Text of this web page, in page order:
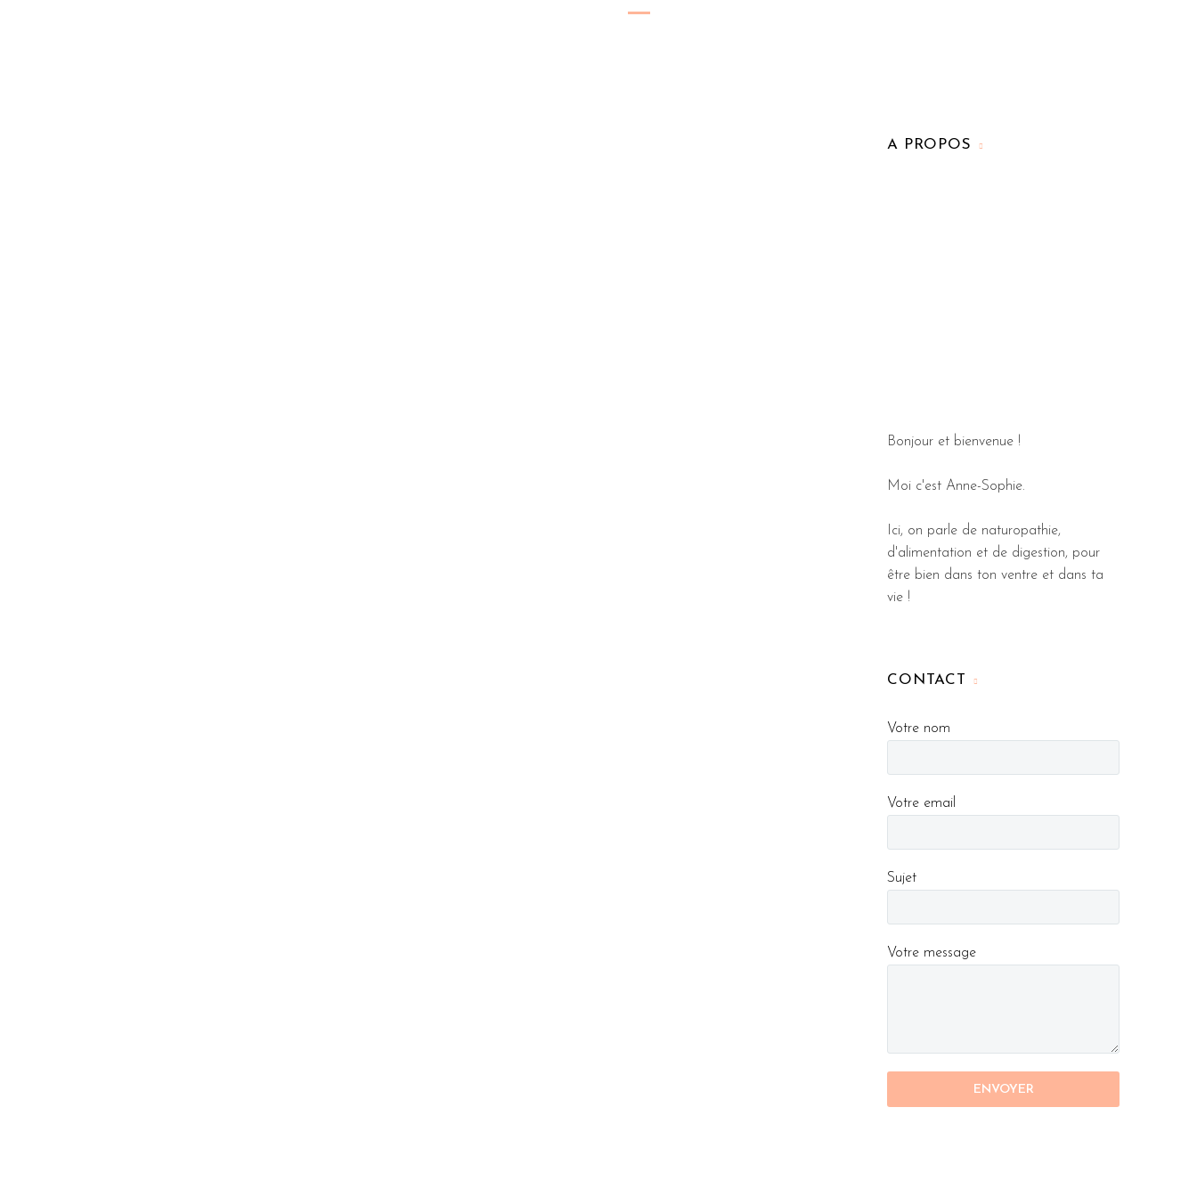
A PROPOS
Bonjour et bienvenue !
Moi c'est Anne-Sophie.
Ici, on parle de naturopathie,
d'alimentation et de digestion, pour
être bien dans ton ventre et dans ta
vie !
CONTACT
Votre nom
Votre email
Sujet
Votre message